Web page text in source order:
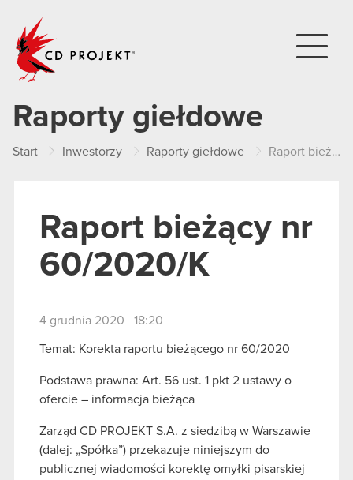
Raporty giełdowe
Start Inwestorzy Raporty giełdowe Raport bieżący nr 60/2020/K
Raport bieżący nr
60/2020/K
4 grudnia 2020 18:20
Temat: Korekta raportu bieżącego nr 60/2020
Podstawa prawna: Art. 56 ust. 1 pkt 2 ustawy o
ofercie – informacja bieżąca
Zarząd CD PROJEKT S.A. z siedzibą w Warszawie
(dalej: „Spółka”) przekazuje niniejszym do
publicznej wiadomości korektę omyłki pisarskiej